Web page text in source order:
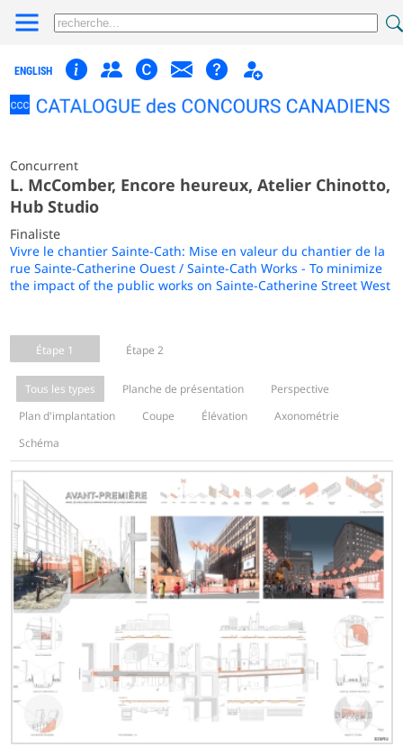
ENGLISH
Concurrent
L. McComber, Encore heureux, Atelier Chinotto,
Hub Studio
Finaliste
Vivre le chantier Sainte-Cath: Mise en valeur du chantier de la
rue Sainte-Catherine Ouest / Sainte-Cath Works - To minimize
the impact of the public works on Sainte-Catherine Street West
Étape 1 Étape 2
Tous les types Planche de présentation
Perspective
Plan d'implantation
Coupe Élévation
Axonométrie
Schéma